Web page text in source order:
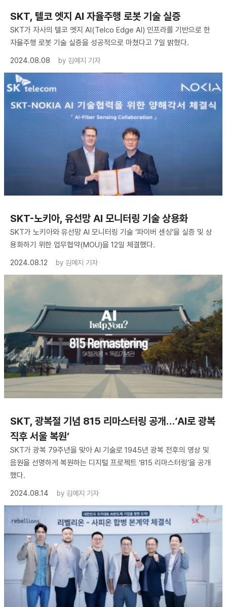
SKT, 텔코 엣지 AI 자율주행 로봇 기술 실증
SKT가 자사의 텔코 엣지 AI(Telco Edge AI) 인프라를 기반으로 한
자율주행 로봇 기술 실증을 성공적으로 마쳤다고 7일 밝혔다.
2024.08.08
by 김예지 기자
SKT-노키아, 유선망 AI 모니터링 기술 상용화
SKT가 노키아와 유선망 AI 모니터링 기술 ‘파이버 센싱’을 실증 및 상
용화하기 위한 업무협약(MOU)을 12일 체결했다.
2024.08.12
by 김예지 기자
SKT, 광복절 기념 815 리마스터링 공개…‘AI로 광복
직후 서울 복원’
SKT가 광복 79주년을 맞아 AI 기술로 1945년 광복 전후의 영상 및
음원을 선명하게 복원하는 디지털 프로젝트 ‘815 리마스터링’을 공개
했다.
2024.08.14
by 김예지 기자